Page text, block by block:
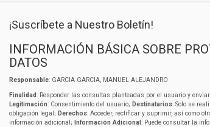
¡Suscríbete a Nuestro Boletín!
INFORMACIÓN BÁSICA SOBRE
DATOS
Responsable: GARCIA GARCIA, MANUEL ALEJANDRO
Finalidad: Responder las consultas planteadas por el usuario y
Legitimación: Consentimiento del usuario; Destinatarios: Solo se
obligación legal; Derechos: Acceder, rectificar y suprimir, así como
información adicional;
Información Adicional : Puede consultar la